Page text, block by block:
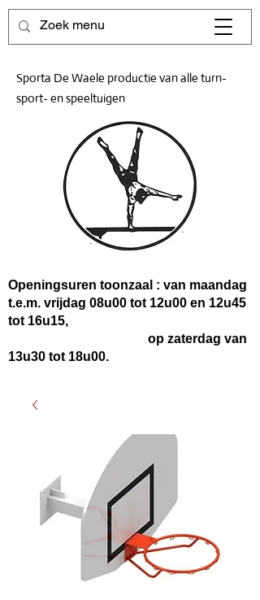
Sporta De Waele productie van alle turn-
sport- en speeltuigen
Openingsuren toonzaal : van maandag
t.e.m. vrijdag 08u00 tot 12u00 en 12u45
tot 16u15,
op zaterdag van
13u30 tot 18u00.